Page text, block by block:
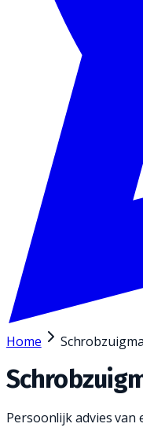
Home
Persoonlijk advies van